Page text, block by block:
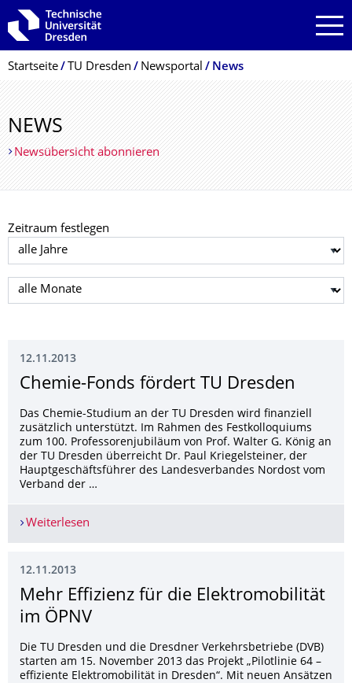
Zur Hauptnavigation springen
Zur Suche springen
Zum Inhalt springen
Breadcrumb-Menü
Startseite TU Dresden Newsportal News
NEWS
Newsübersicht abonnieren
Zeitraum festlegen
Jahr auswählen
Monat auswählen
12.11.2013
Chemie-Fonds fördert TU Dresden
Das Chemie-Studium an der TU Dresden wird finanziell
zusätzlich unterstützt. Im Rahmen des Festkolloquiums
zum 100. Professorenjubiläum von Prof. Walter G. König an
der TU Dresden überreicht Dr. Paul Kriegelsteiner, der
Hauptgeschäftsführer des Landesverbandes Nordost vom
Verband der …
Weiterlesen
12.11.2013
Mehr Effizienz für die Elektromobilität
im ÖPNV
Die TU Dresden und die Dresdner Verkehrsbetriebe (DVB)
starten am 15. November 2013 das Projekt „Pilotlinie 64 –
effiziente Elektromobilität in Dresden“. Mit neuen Ansätzen